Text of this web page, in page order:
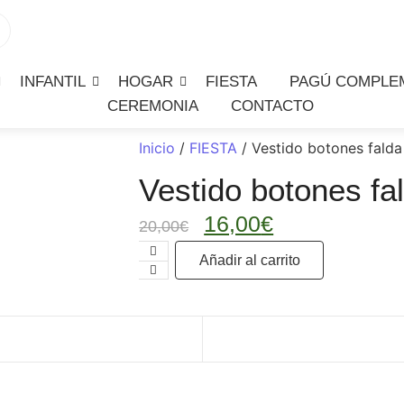
INFANTIL HOGAR FIESTA
PAGÚ
CEREMONIA
CONTACTO
Inicio / FIESTA / Vestido botones falda
Vestido botones
20,00€ 16,00€
Añadir al carrito